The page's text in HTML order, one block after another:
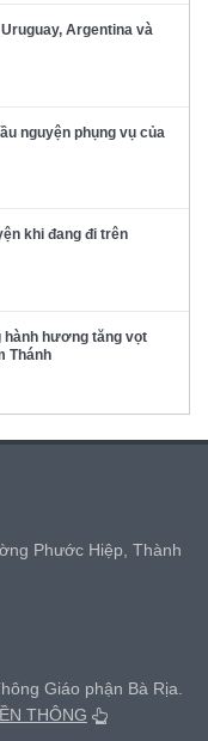
Argentina và
nguyện phụng vụ của
khi đang đi trên
hương tăng vọt
Thánh
Phước Hiệp, Thành
Giáo phận Bà Rịa.
THÔNG